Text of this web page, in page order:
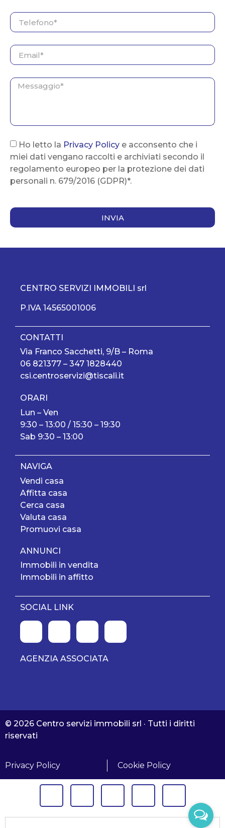
Ho letto la Privacy Policy e acconsento che i
miei dati vengano raccolti e archiviati secondo il
regolamento europeo per la protezione dei dati
personali n. 679/2016 (GDPR)*.
INVIA
CENTRO SERVIZI IMMOBILI srl
P.IVA 14565001006
CONTATTI
Via Franco Sacchetti, 9/B – Roma
06 821377 – 347 1828440
csi.centroservizi@tiscali.it
ORARI
Lun – Ven
9:30 – 13:00 / 15:30 – 19:30
Sab 9:30 – 13:00
NAVIGA
Vendi casa
Affitta casa
Cerca casa
Valuta casa
Promuovi casa
ANNUNCI
Immobili in vendita
Immobili in affitto
SOCIAL LINK
AGENZIA ASSOCIATA
© 2026 Centro servizi immobili srl · Tutti i diritti
riservati
Privacy Policy Cookie Policy